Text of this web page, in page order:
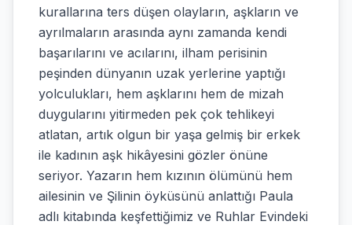
kurallarına ters düşen olayların, aşkların ve
ayrılmaların arasında aynı zamanda kendi
başarılarını ve acılarını, ilham perisinin
peşinden dünyanın uzak yerlerine yaptığı
yolculukları, hem aşklarını hem de mizah
duygularını yitirmeden pek çok tehlikeyi
atlatan, artık olgun bir yaşa gelmiş bir erkek
ile kadının aşk hikâyesini gözler önüne
seriyor. Yazarın hem kızının ölümünü hem
ailesinin ve Şilinin öyküsünü anlattığı Paula
adlı kitabında keşfettiğimiz ve Ruhlar Evindeki